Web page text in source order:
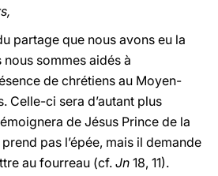
partage que nous avons eu la
sommes aidés à
de chrétiens au Moyen-
Celle-ci sera d’autant plus
de Jésus Prince de la
prend pas l’épée, mais il demande
au fourreau (cf. Jn 18, 11).